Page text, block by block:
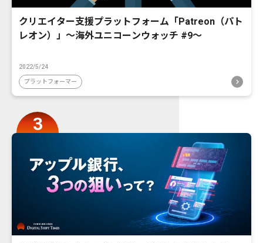
クリエイター支援プラットフォーム「Patreon（パト
レオン）」〜海外ユニコーンウォッチ #9〜
2022/5/24
プラットフォーマー